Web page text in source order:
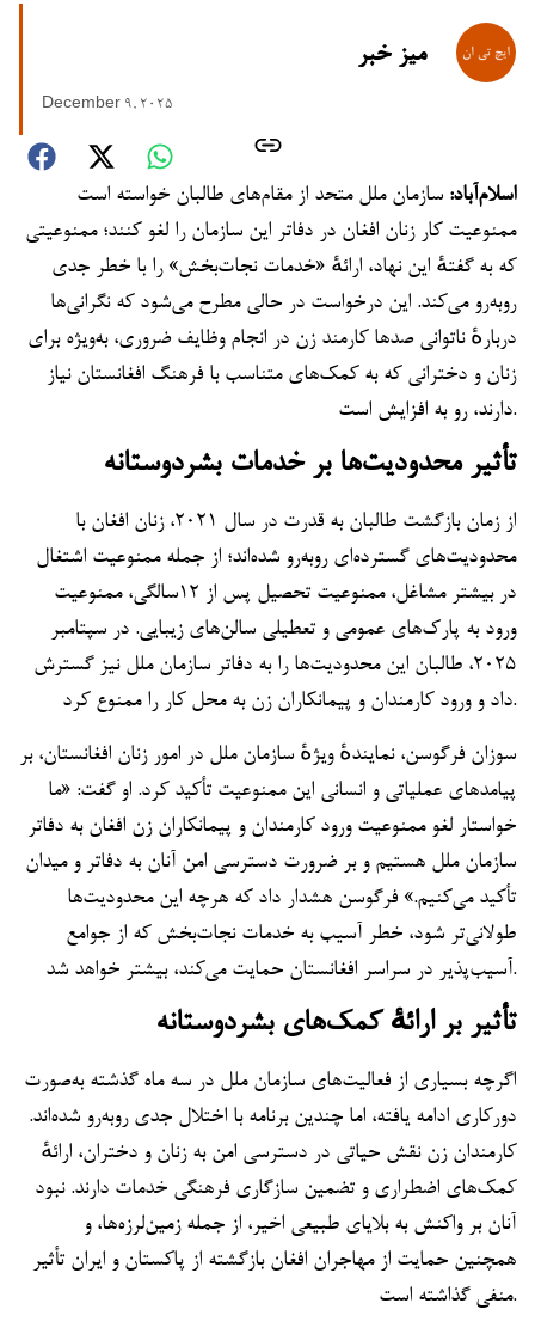
میز خبر
December 9, 2025
اسلام‌آباد: سازمان ملل متحد از مقام‌های طالبان خواسته است
ممنوعیت کار زنان افغان در دفاتر این سازمان را لغو کنند؛ ممنوعیتی
که به گفتهٔ این نهاد، ارائهٔ «خدمات نجات‌بخش» را با خطر جدی
روبه‌رو می‌کند. این درخواست در حالی مطرح می‌شود که نگرانی‌ها
دربارهٔ ناتوانی صدها کارمند زن در انجام وظایف ضروری، به‌ویژه برای
زنان و دخترانی که به کمک‌های متناسب با فرهنگ افغانستان نیاز
دارند، رو به افزایش است.
تأثیر محدودیت‌ها بر خدمات بشردوستانه
از زمان بازگشت طالبان به قدرت در سال ۲۰۲۱، زنان افغان با
محدودیت‌های گسترده‌ای روبه‌رو شده‌اند؛ از جمله ممنوعیت اشتغال
در بیشتر مشاغل، ممنوعیت تحصیل پس از ۱۲سالگی، ممنوعیت
ورود به پارک‌های عمومی و تعطیلی سالن‌های زیبایی. در سپتامبر
۲۰۲۵، طالبان این محدودیت‌ها را به دفاتر سازمان ملل نیز گسترش
داد و ورود کارمندان و پیمانکاران زن به محل کار را ممنوع کرد.
سوزان فرگوسن، نمایندهٔ ویژهٔ سازمان ملل در امور زنان افغانستان، بر
پیامدهای عملیاتی و انسانی این ممنوعیت تأکید کرد. او گفت: «ما
خواستار لغو ممنوعیت ورود کارمندان و پیمانکاران زن افغان به دفاتر
سازمان ملل هستیم و بر ضرورت دسترسی امن آنان به دفاتر و میدان
تأکید می‌کنیم.» فرگوسن هشدار داد که هرچه این محدودیت‌ها
طولانی‌تر شود، خطر آسیب به خدمات نجات‌بخش که از جوامع
آسیب‌پذیر در سراسر افغانستان حمایت می‌کند، بیشتر خواهد شد.
تأثیر بر ارائهٔ کمک‌های بشردوستانه
اگرچه بسیاری از فعالیت‌های سازمان ملل در سه ماه گذشته به‌صورت
دورکاری ادامه یافته، اما چندین برنامه با اختلال جدی روبه‌رو شده‌اند.
کارمندان زن نقش حیاتی در دسترسی امن به زنان و دختران، ارائهٔ
کمک‌های اضطراری و تضمین سازگاری فرهنگی خدمات دارند. نبود
آنان بر واکنش به بلایای طبیعی اخیر، از جمله زمین‌لرزه‌ها، و
همچنین حمایت از مهاجران افغان بازگشته از پاکستان و ایران تأثیر
منفی گذاشته است.